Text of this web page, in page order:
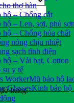
hàng.
thợ hàn
hộ – Chống cắt
hộ – Len, sợi, phủ sơn
hộ – Chống hóa chất
nóng chịu nhiệt
sạch tĩnh điện
hộ – Vải bạt, Cotton
su y tế
Mũ bảo hộ
Kính bảo hộ